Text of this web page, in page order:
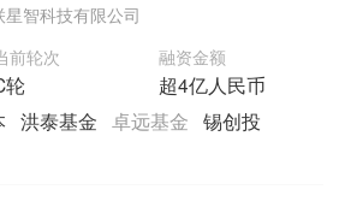
智科技有限公司
前轮次
轮
融资金额
超4亿人民币
洪泰基金 卓远基金 锡创投